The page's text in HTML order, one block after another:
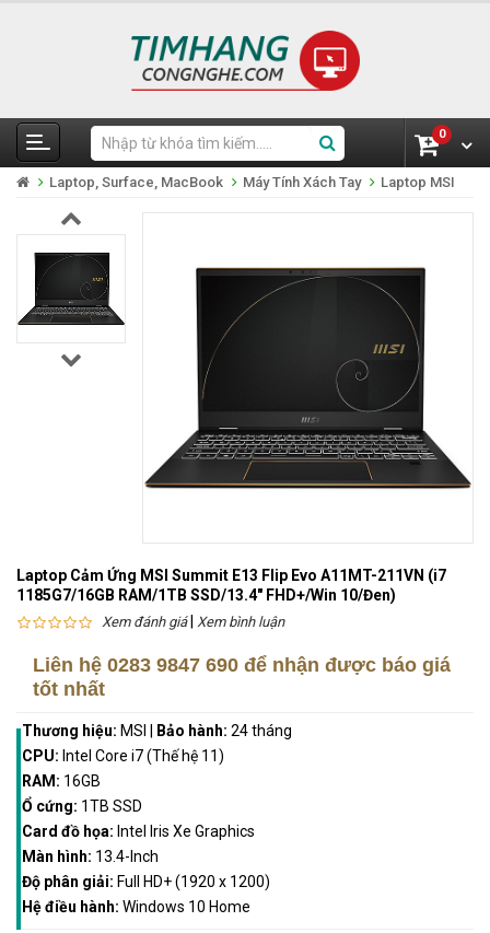
0
Laptop, Surface, MacBook Máy Tính Xách Tay Laptop MSI
Laptop Cảm Ứng MSI Summit E13 Flip Evo A11MT-211VN (i7
1185G7/16GB RAM/1TB SSD/13.4" FHD+/Win 10/Đen)
Xem đánh giá| Xem bình luận
Liên hệ 0283 9847 690 để nhận được báo giá
tốt nhất
Thương hiệu: MSI Bảo hành: 24 tháng
CPU: Intel Core i7 (Thế hệ 11)
RAM: 16GB
Ổ cứng: 1TB SSD
Card đồ họa: Intel Iris Xe Graphics
Màn hình: 13.4-Inch
Độ phân giải: Full HD+ (1920 x 1200)
Hệ điều hành: Windows 10 Home